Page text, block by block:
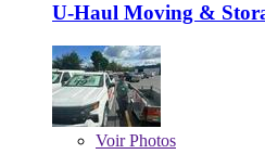
U-Haul Moving &
VoirPhotos